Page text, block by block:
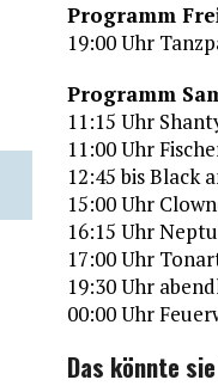
Programm
19:00 Uhr
Programm
11:15 Uhr
11:00 Uhr
12:45 bis Black
15:00 Uhr
16:15 Uhr
17:00 Uhr
19:30 Uhr
00:00 Uhr
Das könnte